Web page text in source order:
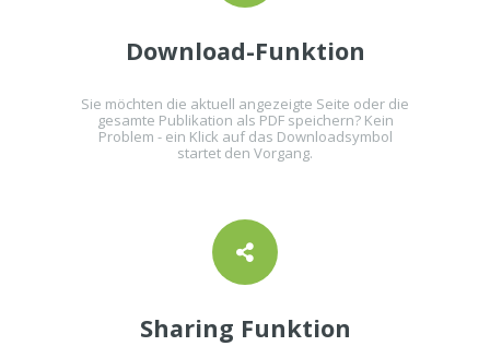
Download-Funktion
Sie möchten die aktuell angezeigte Seite oder die
gesamte Publikation als PDF speichern? Kein
Problem - ein Klick auf das Downloadsymbol
startet den Vorgang.
Sharing Funktion